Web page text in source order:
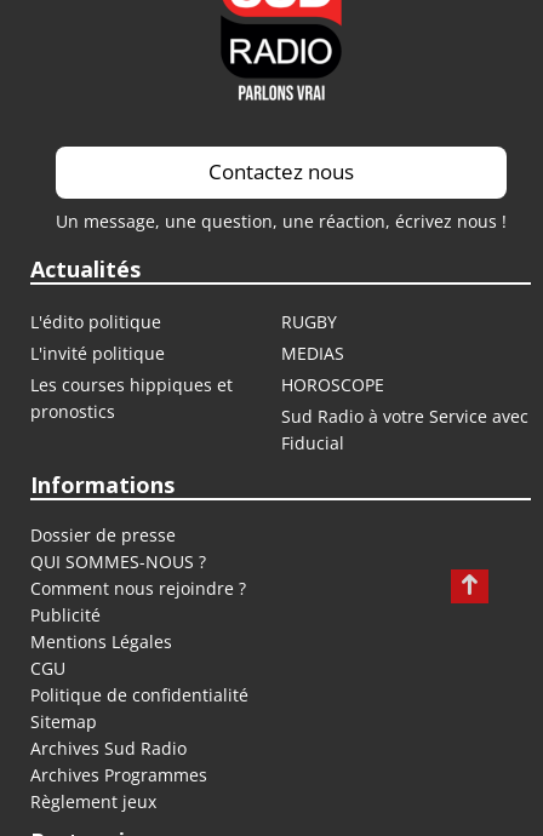
Contactez nous
Un message, une question, une réaction, écrivez nous !
Actualités
L'édito politique
RUGBY
L'invité politique
MEDIAS
Les courses hippiques et
pronostics
HOROSCOPE
Sud Radio à votre Service avec
Fiducial
Informations
Dossier de presse
QUI SOMMES-NOUS ?
Comment nous rejoindre ?
Publicité
Mentions Légales
CGU
Politique de confidentialité
Sitemap
Archives Sud Radio
Archives Programmes
Règlement jeux